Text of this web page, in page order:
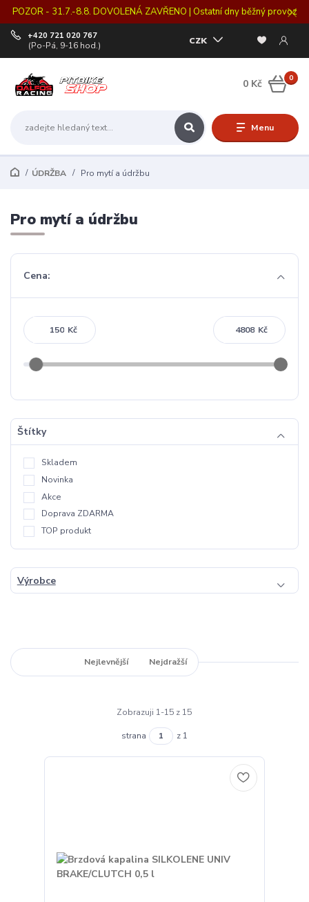
POZOR - 31.7.-8.8. DOVOLENÁ ZAVŘENO | Ostatní dny běžný provoz
Menu
CZK
+420 721 020 767
(Po-Pá, 9-16 hod.)
0
0 Kč
ÚDRŽBA Pro mytí a údržbu
Pro mytí a údržbu
Cena:
Kč Kč
Štítky
Skladem
Novinka
Akce
Doprava ZDARMA
TOP produkt
Výrobce
Nejlevnější Nejdražší
Zobrazuji 1-15 z 15
strana z 1